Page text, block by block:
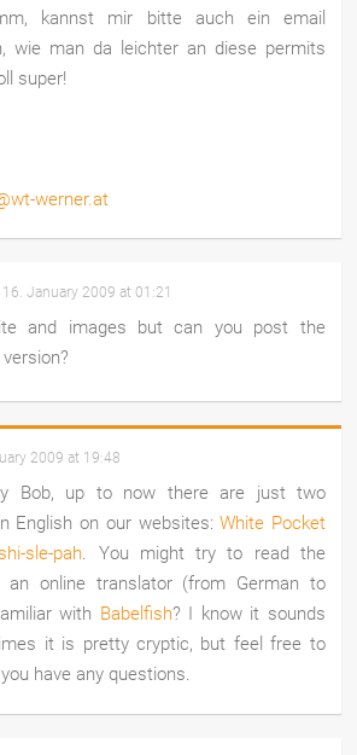
kannst mir bitte auch ein email
wie man da leichter an diese permits
super!
werner.at
16. January 2009 at 01:21
and images but can you post the
version?
2009 at 19:48
Bob, up to now there are just two
English on our websites:White Pocket
sle-pah. You might try to read the
online translator (from German to
with Babelfish? I know it sounds
it is pretty cryptic, but feel free to
have any questions.